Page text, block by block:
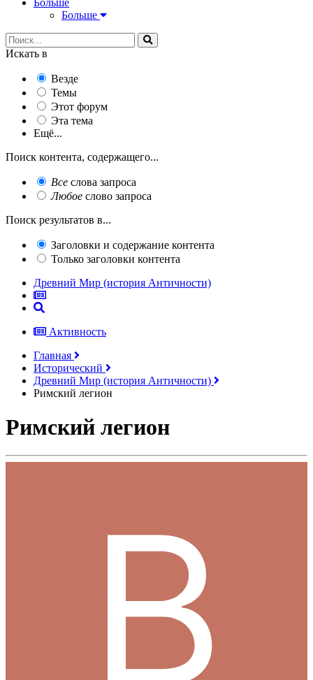
Больше
Искать в
Везде
Темы
Этот форум
Эта тема
Ещё...
Поиск контента, содержащего...
Все слова запроса
Любое слово запроса
Поиск результатов в...
Заголовки и содержание контента
Только заголовки контента
Древний Мир (история Античности)
Активность
Главная
Исторический
Древний Мир (история Античности)
Римский легион
Римский легион